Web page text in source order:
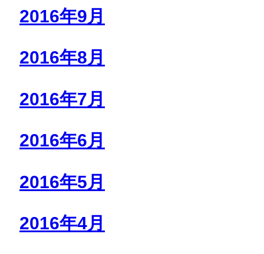
2016年9月
2016年8月
2016年7月
2016年6月
2016年5月
2016年4月